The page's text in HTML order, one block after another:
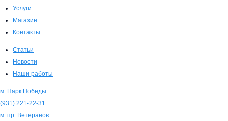
Услуги
Магазин
Контакты
Статьи
Новости
Наши работы
м. Парк Победы
(931) 221-22-31
м. пр. Ветеранов